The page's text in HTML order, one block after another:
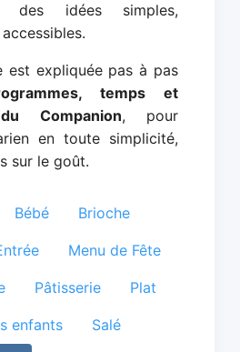
des idées simples,
est expliquée pas à pas
temps et
Companion, pour
en toute simplicité,
sur le goût.
Bébé Brioche
Menu de Fête
Pâtisserie Plat
enfants Salé